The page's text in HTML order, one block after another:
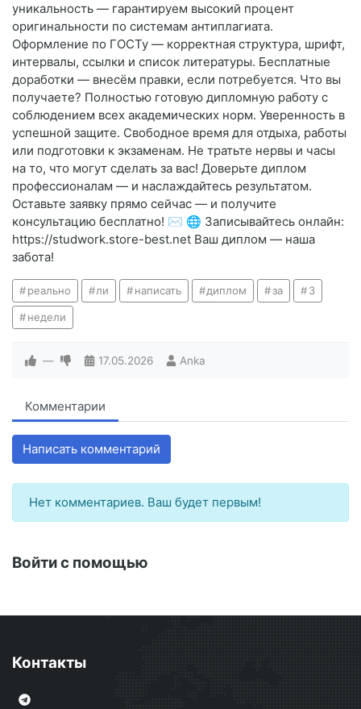
уникальность — гарантируем высокий процент
оригинальности по системам антиплагиата.
Оформление по ГОСТу — корректная структура, шрифт,
интервалы, ссылки и список литературы. Бесплатные
доработки — внесём правки, если потребуется. Что вы
получаете? Полностью готовую дипломную работу с
соблюдением всех академических норм. Уверенность в
успешной защите. Свободное время для отдыха, работы
или подготовки к экзаменам. Не тратьте нервы и часы
на то, что могут сделать за вас! Доверьте диплом
профессионалам — и наслаждайтесь результатом.
Оставьте заявку прямо сейчас — и получите
консультацию бесплатно! ✉️ 🌐 Записывайтесь онлайн:
https://studwork.store-best.net Ваш диплом — наша
забота!
реально ли написать диплом за 3
недели
— 17.05.2026 Anka
Комментарии
Написать комментарий
Нет комментариев. Ваш будет первым!
Войти с помощью
Контакты